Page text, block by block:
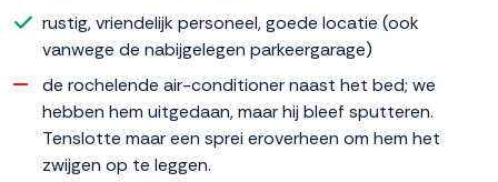
rustig, vriendelijk personeel, goede locatie (ook
vanwege de nabijgelegen parkeergarage)
de rochelende air-conditioner naast het bed; we
hebben hem uitgedaan, maar hij bleef sputteren.
Tenslotte maar een sprei eroverheen om hem het
zwijgen op te leggen.